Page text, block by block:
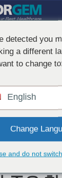
2026의
detected you
a different
to change
English
Change
and do not